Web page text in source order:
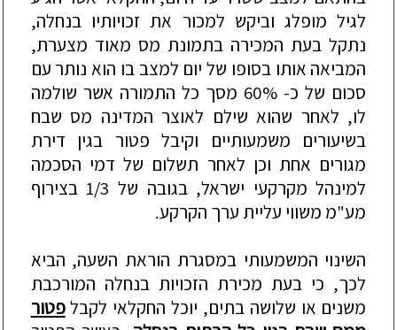
לגיל מופלג וביקש למכור את זכויותיו בנחלה,
נתקל בעת המכירה בתמונת מס מאוד מצערת,
המביאה אותו בסופו של יום למצב בו הוא נותר עם
ס
כום של כ- 60% מסך כל התמורה אשר שולמה
לו, לאחר שהוא שילם לאוצר המדינה מס שבח
בשיעורים משמעותיים וקיבל פטור בגין דירת
מגורים אחת וכן לאחר תשלום של דמי הסכמה
למינהל מקרקעי ישראל, בגובה של 1/3 ב
צירוף
מע"מ משווי עליית ערך הקרקע.
השינוי המשמעותי במסגרת הוראת השעה, הביא
לכך, כי בעת מכירת הזכויות בנחלה המורכבת
משנים או שלושה בתים, יוכל החקלאי לקבלפטור